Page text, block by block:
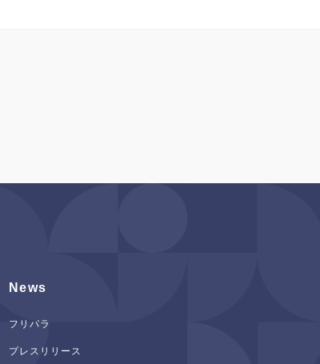
News
フリパラ
プレスリリース